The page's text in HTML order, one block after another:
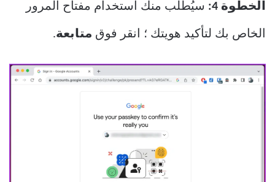
الخطوة 4: سيُطلب منك استخدام مفتاح المرور
الخاص بك لتأكيد هويتك ؛ انقر فوق متابعة.